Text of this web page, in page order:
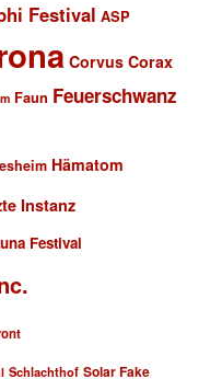
Festival ASP
Corvus Corax
Faun Feuerschwanz
Hämatom
Instanz
Festival
Schlachthof Solar Fake